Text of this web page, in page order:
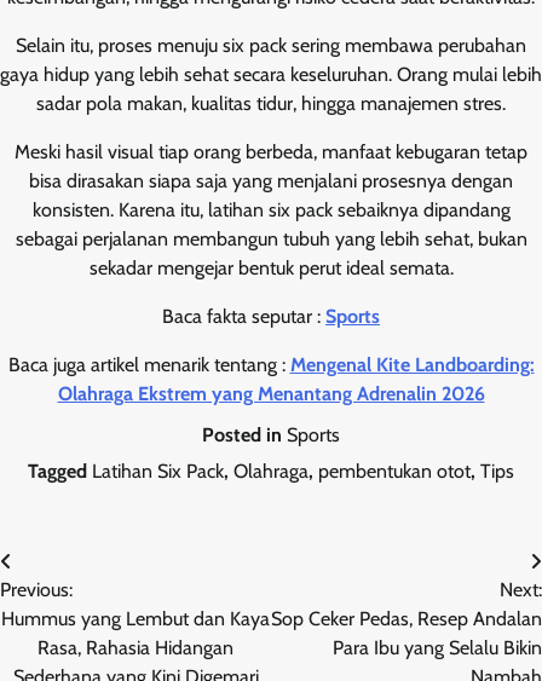
Selain itu, proses menuju six pack sering membawa perubahan
gaya hidup yang lebih sehat secara keseluruhan. Orang mulai lebih
sadar pola makan, kualitas tidur, hingga manajemen stres.
Meski hasil visual tiap orang berbeda, manfaat kebugaran tetap
bisa dirasakan siapa saja yang menjalani prosesnya dengan
konsisten. Karena itu, latihan six pack sebaiknya dipandang
sebagai perjalanan membangun tubuh yang lebih sehat, bukan
sekadar mengejar bentuk perut ideal semata.
Baca fakta seputar : Sports
Baca juga artikel menarik tentang : Mengenal Kite Landboarding:
Olahraga Ekstrem yang Menantang Adrenalin 2026
Posted in Sports
Tagged Latihan Six Pack, Olahraga, pembentukan otot, Tips
Post
navigation
Previous:
Hummus yang Lembut dan Kaya
Rasa, Rahasia Hidangan
Next:
Sop Ceker Pedas, Resep Andalan
Para Ibu yang Selalu Bikin